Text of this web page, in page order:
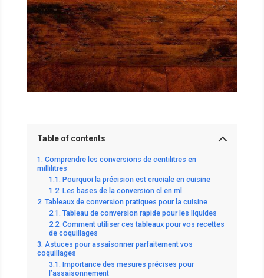
Table of contents
Comprendre les conversions de centilitres en
millilitres
Pourquoi la précision est cruciale en cuisine
Les bases de la conversion cl en ml
Tableaux de conversion pratiques pour la cuisine
Tableau de conversion rapide pour les liquides
Comment utiliser ces tableaux pour vos recettes
de coquillages
Astuces pour assaisonner parfaitement vos
coquillages
Importance des mesures précises pour
l’assaisonnement